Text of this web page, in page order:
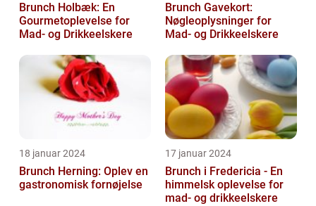
Brunch Holbæk: En
Gourmetoplevelse for
Mad- og Drikkeelskere
Brunch Gavekort:
Nøgleoplysninger for
Mad- og Drikkeelskere
18 januar 2024
Brunch Herning: Oplev en
gastronomisk fornøjelse
17 januar 2024
Brunch i Fredericia - En
himmelsk oplevelse for
mad- og drikkeelskere